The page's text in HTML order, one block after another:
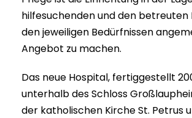
hilfesuchenden und den betreuten
den jeweiligen Bedürfnissen
Angebot zu machen.
Das neue Hospital, fertiggestellt
unterhalb des Schloss
der katholischen Kirche St. Petrus